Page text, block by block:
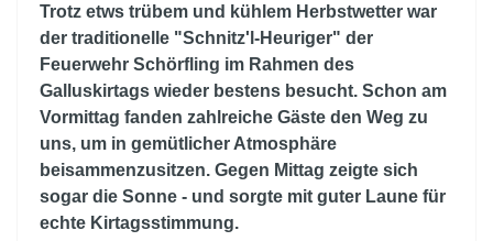
Trotz etws trübem und kühlem Herbstwetter war
der traditionelle "Schnitz'l-Heuriger" der
Feuerwehr Schörfling im Rahmen des
Galluskirtags wieder bestens besucht. Schon am
Vormittag fanden zahlreiche Gäste den Weg zu
uns, um in gemütlicher Atmosphäre
beisammenzusitzen. Gegen Mittag zeigte sich
sogar die Sonne - und sorgte mit guter Laune für
echte Kirtagsstimmung.